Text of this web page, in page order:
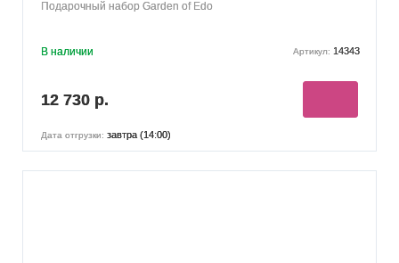
Подарочный набор Garden of Edo
В наличии Артикул: 14343
12 730 р.
Дата отгрузки: завтра (14:00)